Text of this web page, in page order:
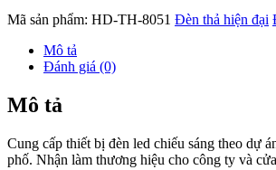
Mã sản phẩm: HD-TH-8051 Đèn thả hiện đại
Mô tả
Đánh giá (0)
Mô tả
Cung cấp thiết bị đèn led chiếu sáng theo dự
phố. Nhận làm thương hiệu cho công ty và